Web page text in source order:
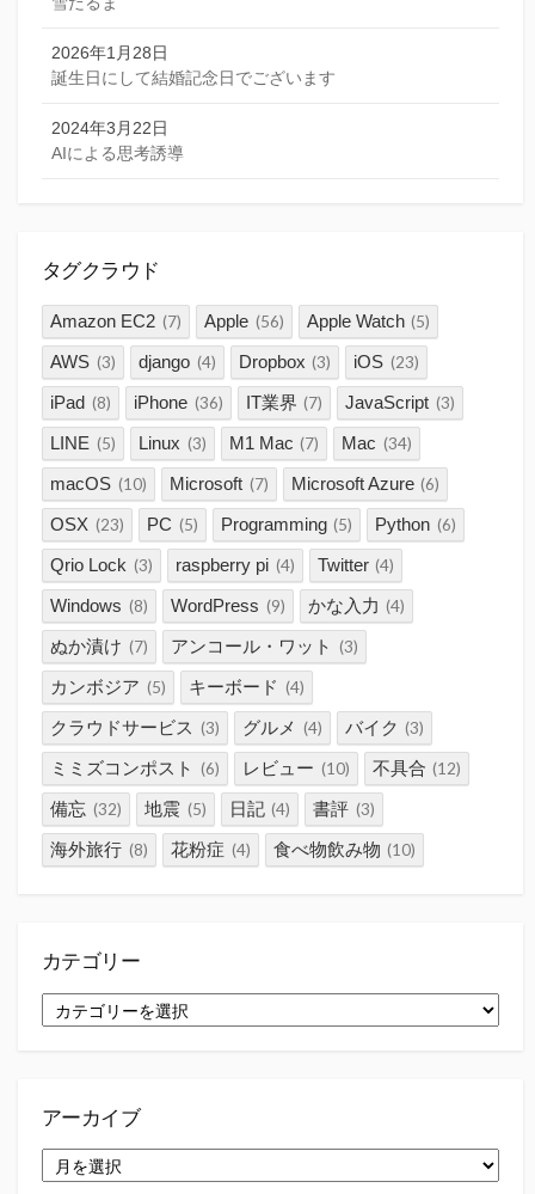
2026年1月28日
誕生日にして結婚記念日でございます
2024年3月22日
AIによる思考誘導
タグクラウド
Amazon EC2 (7) Apple (56) Apple Watch (5)
AWS (3) django (4) Dropbox (3) iOS (23)
iPad (8) iPhone (36) IT業界 (7) JavaScript (3)
LINE (5) Linux (3) M1 Mac (7) Mac (34)
macOS (10) Microsoft (7) Microsoft Azure (6)
OSX (23) PC (5) Programming (5) Python (6)
Qrio Lock (3) raspberry pi (4) Twitter (4)
Windows (8) WordPress (9) かな入力 (4)
ぬか漬け (7) アンコール・ワット (3)
カンボジア (5) キーボード (4)
クラウドサービス (3) グルメ (4) バイク (3)
ミミズコンポスト (6) レビュー (10) 不具合 (12)
備忘 (32) 地震 (5) 日記 (4) 書評 (3)
海外旅行 (8) 花粉症 (4) 食べ物飲み物 (10)
カテゴリー
テ
アーカイブ
ー